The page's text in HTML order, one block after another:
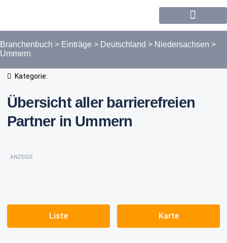
Branchenbuch > Einträge > Deutschland > Niedersachsen >
Ummern
Kategorie:
Übersicht aller barrierefreien
Partner in Ummern
ANZEIGE
Liste Karte